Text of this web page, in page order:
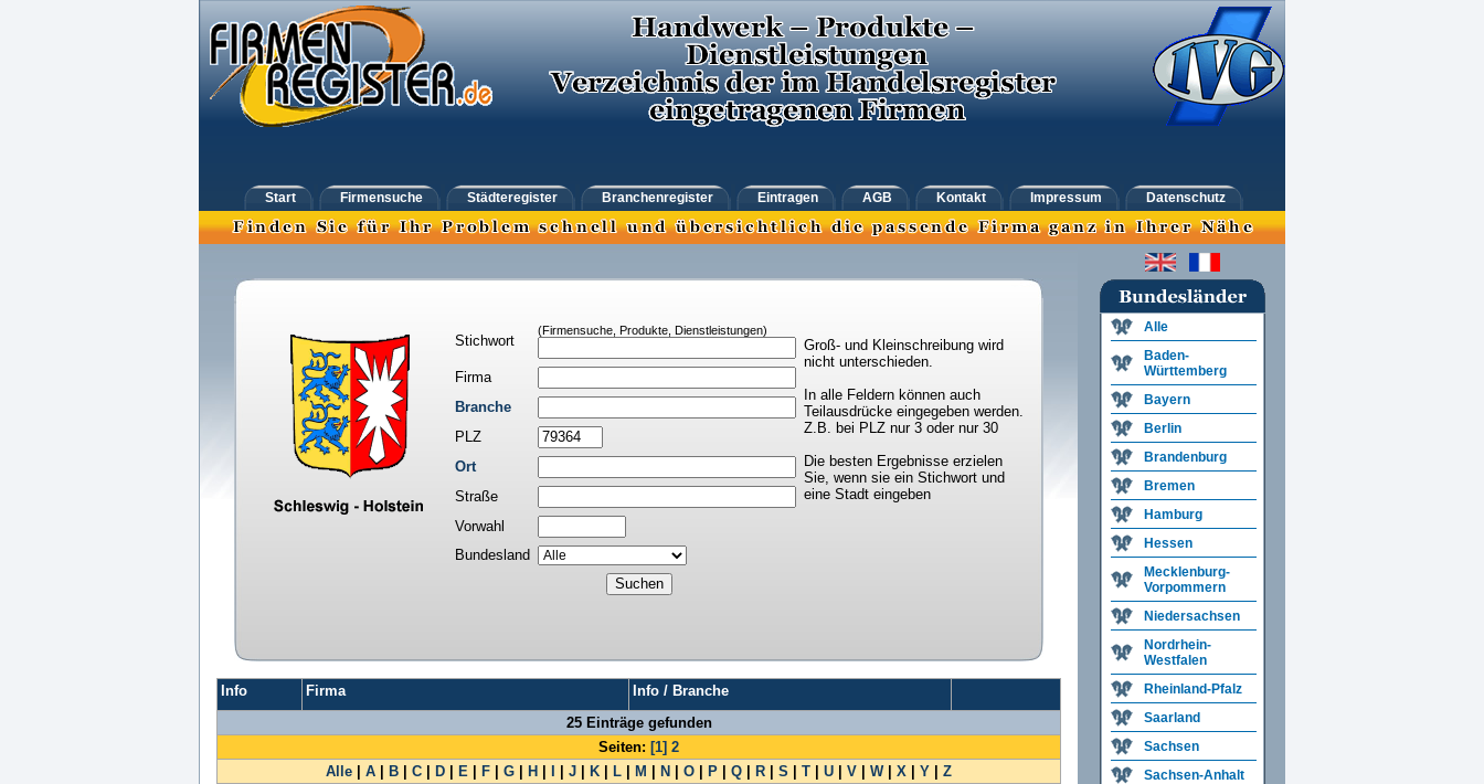
Start Firmensuche Städteregister Branchenregister Eintragen AGB Kontakt Impressum Datenschutz
Stichwort
(Firmensuche, Produkte, Dienstleistungen)
Groß- und Kleinschreibung wird
nicht unterschieden.
In alle Feldern können auch
Teilausdrücke eingegeben werden.
Z.B. bei PLZ nur 3 oder nur 30
Die besten Ergebnisse erzielen
Sie, wenn sie ein Stichwort und
eine Stadt eingeben
Firma
Branche
PLZ
Ort
Straße
Vorwahl
Bundesland
Info Firma
Info / Branche
25 Einträge gefunden
Seiten: [1] 2
Alle
A B C D E F G H J K L M N O P Q R S T U V W| X Y
Z
Alle
Baden-
Württemberg
Bayern
Berlin
Brandenburg
Bremen
Hamburg
Hessen
Mecklenburg-
Vorpommern
Niedersachsen
Nordrhein-
Westfalen
Rheinland-Pfalz
Saarland
Sachsen
Sachsen-Anhalt